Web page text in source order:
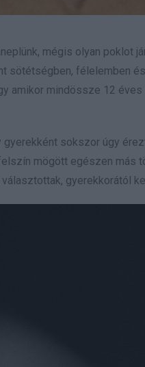
mégis olyan poklot
sötétségben, félelemben
amikor mindössze 12
sokszor úgy
mögött egészen más
gyerekkorától